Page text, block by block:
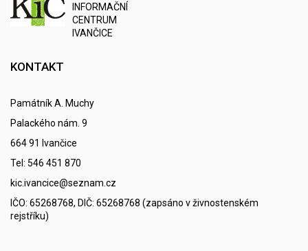
NFORMAČNÍ
CENTRUM
IVANČICE
KONTAKT
Památník A. Muchy
Palackého nám. 9
664 91 Ivančice
Tel: 546 451 870
kic.ivancice@seznam.cz
IČO: 65268768, DIČ: 65268768 (zapsáno v živnostenském
rejstříku)